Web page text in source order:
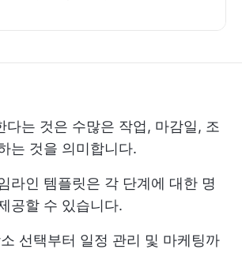
다는 것은 수많은 작업, 마감일, 조
는 것을 의미합니다.
라인 템플릿은 각 단계에 대한 명
공할 수 있습니다.
선택부터 일정 관리 및 마케팅까